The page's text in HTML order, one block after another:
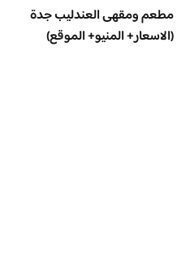
مطعم ومقهى العندليب جدة
(الاسعار+ المنيو+ الموقع)